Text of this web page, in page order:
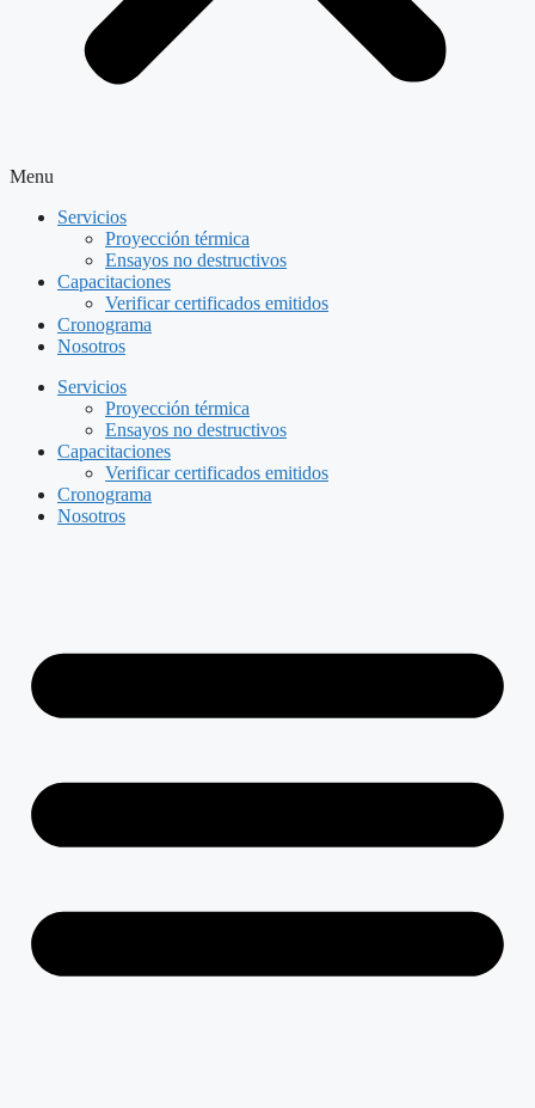
Menu
Servicios
Proyección térmica
Ensayos no destructivos
Capacitaciones
Verificar certificados emitidos
Cronograma
Nosotros
Servicios
Proyección térmica
Ensayos no destructivos
Capacitaciones
Verificar certificados emitidos
Cronograma
Nosotros